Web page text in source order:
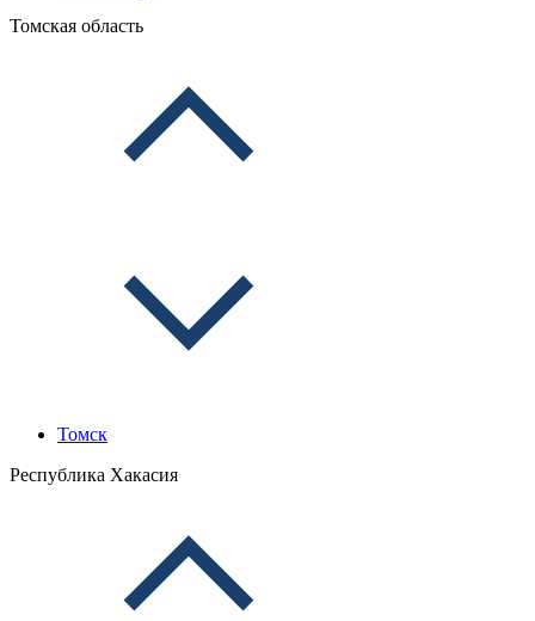
Томская область
Томск
Республика Хакасия